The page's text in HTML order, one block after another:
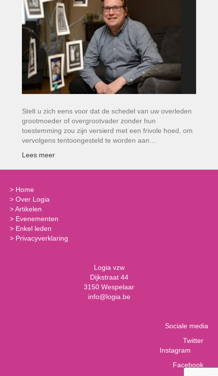
Stelt u zich eens voor dat de schedel van uw overleden
grootmoeder of overgrootvader zonder hun
toestemming zou zijn versierd met een frivole hoed, om
vervolgens tentoongesteld te worden aan…
Lees meer
> Home
> Over Logia
>Artikelen
> Evenementen
> Enkel leden
> Privacyverklaring
Logia vzw
Dijkstraat 44
3150 Wespelaar
info@logia.be
Sociale media
Twitter
Instagram
Facebook